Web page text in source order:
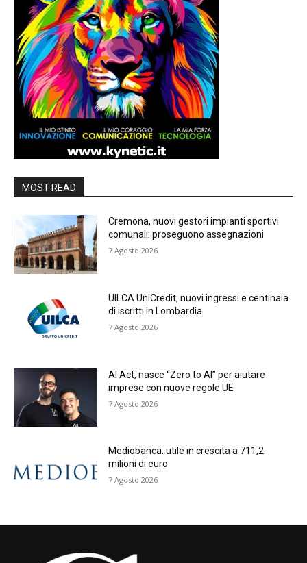
MOST READ
Cremona, nuovi gestori impianti sportivi
comunali: proseguono assegnazioni
7 Agosto 2026
UILCA UniCredit, nuovi ingressi e centinaia
di iscritti in Lombardia
7 Agosto 2026
AI Act, nasce “Zero to AI” per aiutare
imprese con nuove regole UE
7 Agosto 2026
Mediobanca: utile in crescita a 711,2
milioni di euro
7 Agosto 2026